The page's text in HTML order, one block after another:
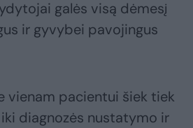
galės visą dėmesį
ir gyvybei pavojingus
vienam pacientui šiek tiek
diagnozės nustatymo ir